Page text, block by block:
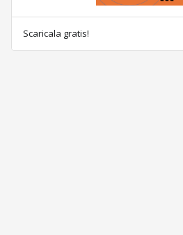
Scaricala gratis!